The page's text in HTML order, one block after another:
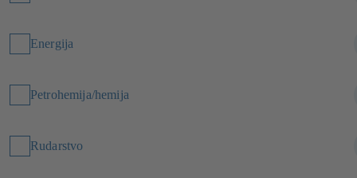
Energija
Petrohemija/hemija
Rudarstvo